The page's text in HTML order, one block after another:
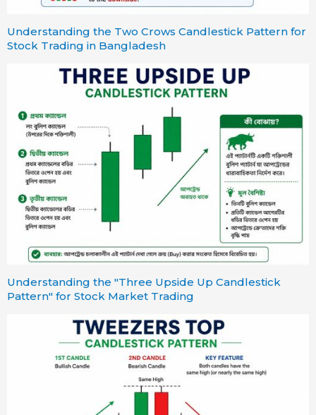
Understanding the Two Crows Candlestick Pattern for
Stock Trading in Bangladesh
Understanding the "Three Upside Up Candlestick
Pattern" for Stock Market Trading